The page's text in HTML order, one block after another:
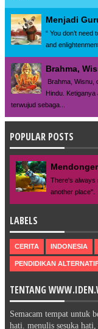
Menjadi
“ You don’t
and
Brahma,
Brahma, Wisnu,
Hindu.
terwujud sebaga...
POPULAR POSTS
There's always
another place".
LABELS
CERITA INDONESIA
PENDIDIKAN
TENTANG
Semacam tempat untuk
hati. menulis sesuka